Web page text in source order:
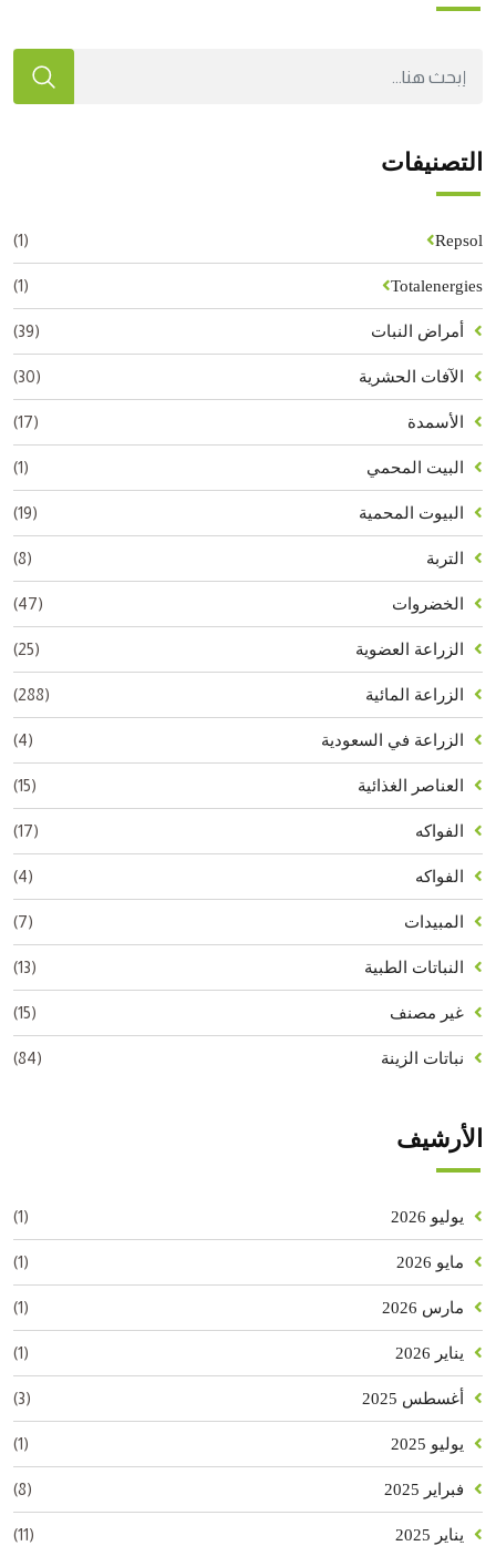
التصنيفات
Repsol
(1)
Totalenergies
(1)
أمراض النبات (39)
الآفات الحشرية (30)
الأسمدة (17)
البيت المحمي (1)
البيوت المحمية (19)
التربة (8)
الخضروات (47)
الزراعة العضوية (25)
الزراعة المائية (288)
الزراعة في السعودية (4)
العناصر الغذائية (15)
الفواكه (17)
الفواكه (4)
المبيدات (7)
النباتات الطبية (13)
غير مصنف (15)
نباتات الزينة (84)
الأرشيف
يوليو 2026 (1)
مايو 2026 (1)
مارس 2026 (1)
يناير 2026 (1)
أغسطس 2025 (3)
يوليو 2025 (1)
فبراير 2025 (8)
يناير 2025 (11)